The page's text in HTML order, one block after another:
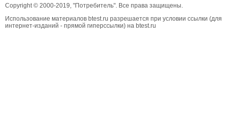
Copyright © 2000-2019, "Потребитель". Все права защищены.
Использование материалов btest.ru разрешается при условии ссылки (для
интернет-изданий - прямой гиперссылки) на btest.ru